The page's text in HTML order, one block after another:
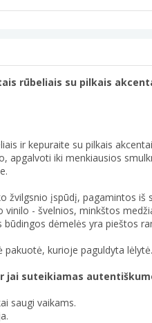
rūbeliais su pilkais
ir kepuraite su pilkais
apgalvoti iki menkiausios
žvilgsnio įspūdį, pagamintos
vinilo - švelnios, minkštos
dėmelės yra pieštos
pakuotė, kurioje paguldyta lėlytė.
jai suteikiamas
saugi vaikams.